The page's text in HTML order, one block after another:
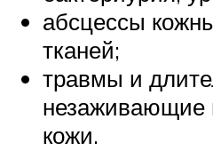
абсцессы
тканей;
травмы и
незаживающие
кожи.